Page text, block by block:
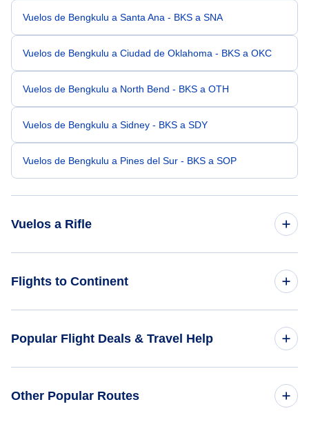
Vuelos de Bengkulu a Santa Ana - BKS a SNA
Vuelos de Bengkulu a Ciudad de Oklahoma - BKS a OKC
Vuelos de Bengkulu a North Bend - BKS a OTH
Vuelos de Bengkulu a Sidney - BKS a SDY
Vuelos de Bengkulu a Pines del Sur - BKS a SOP
Vuelos a Rifle
Vuelos de Baoshan a Rifle - BSD a RIL
Flights to Continent
Flights to Caribbean
Popular Flight Deals & Travel Help
Other Popular Routes